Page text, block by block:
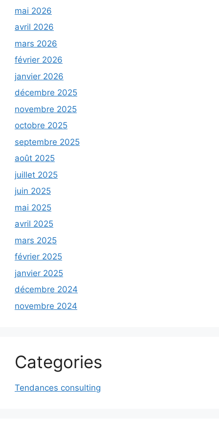
mai 2026
avril 2026
mars 2026
février 2026
janvier 2026
décembre 2025
novembre 2025
octobre 2025
septembre 2025
août 2025
juillet 2025
juin 2025
mai 2025
avril 2025
mars 2025
février 2025
janvier 2025
décembre 2024
novembre 2024
Categories
Tendances consulting